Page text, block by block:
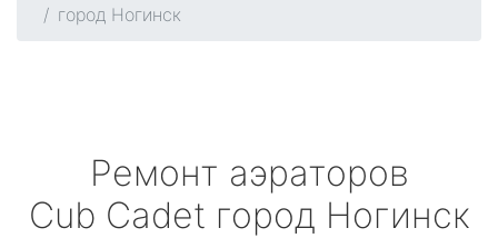
город Ногинск
Ремонт аэраторов
Cub Cadet город Ногинск